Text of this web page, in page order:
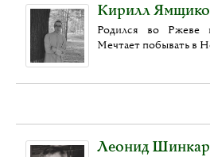
Кирилл
Родился во Ржеве
Мечтает побывать в
Леонид